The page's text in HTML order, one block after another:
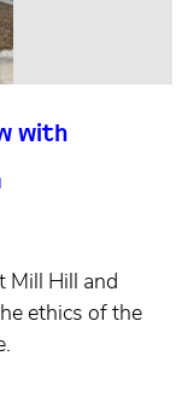
with
Mill Hill and
ethics of the